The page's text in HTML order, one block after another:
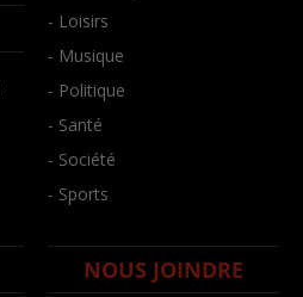
- Loisirs
- Musique
- Politique
- Santé
- Société
- Sports
NOUS JOINDRE